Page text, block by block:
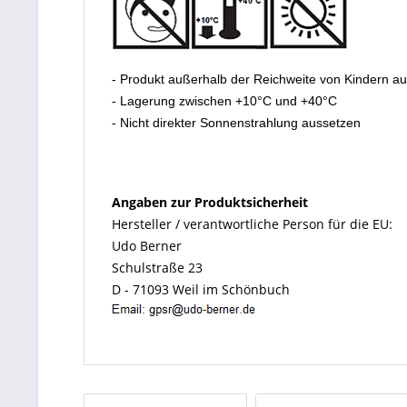
- Produkt außerhalb der Reichweite von Kindern
- Lagerung zwischen +10°C und +40°C
- Nicht direkter Sonnenstrahlung aussetzen
Angaben zur Produktsicherheit
Hersteller / verantwortliche Person für die EU:
Udo Berner
Schulstraße 23
D - 71093 Weil im Schönbuch